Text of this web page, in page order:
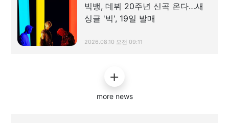
빅뱅, 데뷔 20주년 신곡 온다…새
싱글 '빅', 19일 발매
2026.08.10 오전 09:11
more news